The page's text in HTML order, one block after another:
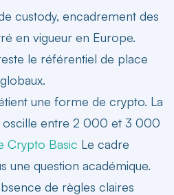
custody, encadrement des
en vigueur en Europe.
le référentiel de place
une forme de crypto. La
oscille entre 2 000 et 3 000
Crypto Basic Le cadre
une question académique.
de règles claires